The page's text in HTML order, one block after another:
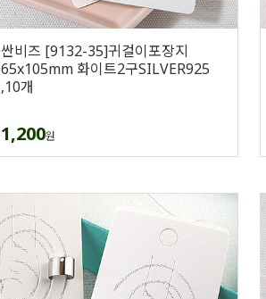
싼비즈 [9132-35]귀걸이포장지
65x105mm 화이트2구SILVER925
,10개
1,200원